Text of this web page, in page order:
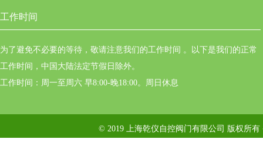
工作时间
为了避免不必要的等待，敬请注意我们的工作时间 。以下是我们的正常
工作时间，中国大陆法定节假日除外。
工作时间：周一至周六 早8:00-晚18:00。周日休息
© 2019 上海乾仪自控阀门有限公司 版权所有